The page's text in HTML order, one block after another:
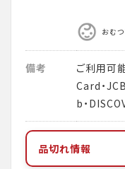
おむ
備考
ご利用可
Card・
b・
品切れ情報